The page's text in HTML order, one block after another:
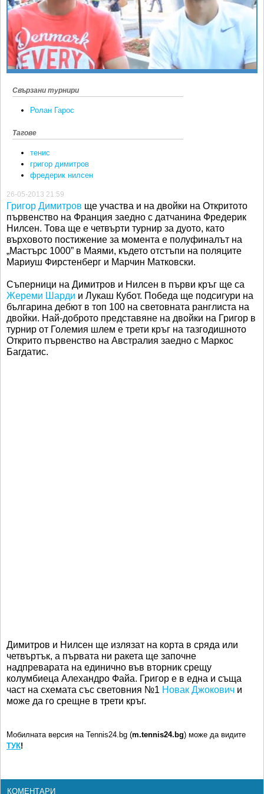
SOFIA OPEN
БЛОГ
ВИДЕО
РАКЕТНИ
Ретро
Спорт&Фитнес
Други
Любители
Свързани турнири
Ролан Гарос
Тагове
тенис
григор димитров
фредерик нилсен
26-05-2013 21:59
Григор Димитров ще участва и на двойки на Откритото
първенство на Франция заедно с датчанина Фредерик
Нилсен. Това ще е четвърти турнир за дуото, като
върховото постижение за момента е полуфиналът на
„Мастърс 1000” в Маями, където отстъпи на поляците
Мариуш Фирстенберг и Марчин Матковски.
Съперници на Димитров и Нилсен в първи кръг ще са
Жереми Шарди и Лукаш Кубот. Победа ще подсигури на
българина дебют в топ 100 на световната ранглиста на
двойки. Най-доброто представяне на двойки на Григор в
турнир от Големия шлем е трети кръг на тазгодишното
Открито първенство на Австралия заедно с Маркос
Багдатис.
Димитров и Нилсен ще излязат на корта в сряда или
четвъртък, а първата ни ракета ще започне
надпреварата на единично във вторник срещу
колумбиеца Алехандро Файа. Григор е в една и съща
част на схемата със световния №1 Новак Джокович и
може да го срещне в трети кръг.
Мобилната версия на Tennis24.bg (m.tennis24.bg) може да видите
ТУК!
КОМЕНТАРИ